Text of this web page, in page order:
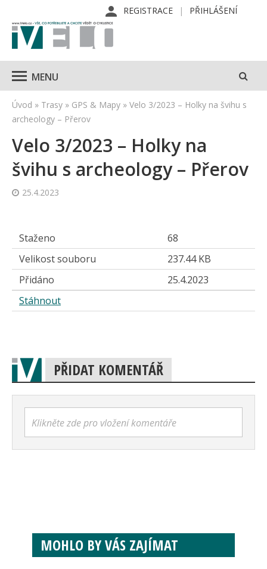
REGISTRACE PŘIHLÁŠENÍ
MENU
Úvod » Trasy » GPS & Mapy » Velo 3/2023 – Holky na švihu s
archeology – Přerov
Velo 3/2023 – Holky na
švihu s archeology – Přerov
25.4.2023
Staženo
68
Velikost souboru
237.44 KB
Přidáno
25.4.2023
Stáhnout
PŘIDAT KOMENTÁŘ
Klikněte zde pro vložení komentáře
MOHLO BY VÁS ZAJÍMAT